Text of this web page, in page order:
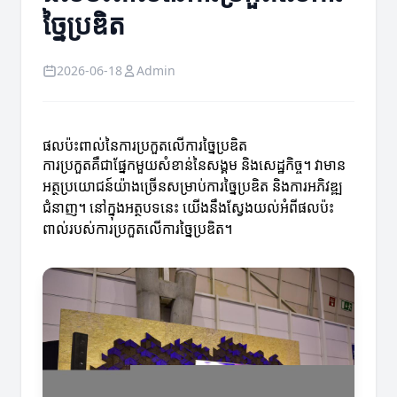
ច្នៃប្រឌិត
2026-06-18 Admin
ផលប៉ះពាល់នៃការប្រកួតលើការច្នៃប្រឌិត
ការប្រកួតគឺជាផ្នែកមួយសំខាន់នៃសង្គម និងសេដ្ឋកិច្ច។ វាមាន
អត្ថប្រយោជន៍យ៉ាងច្រើនសម្រាប់ការច្នៃប្រឌិត និងការអភិវឌ្ឍ
ជំនាញ។ នៅក្នុងអត្ថបទនេះ យើងនឹងស្វែងយល់អំពីផលប៉ះ
ពាល់របស់ការប្រកួតលើការច្នៃប្រឌិត។